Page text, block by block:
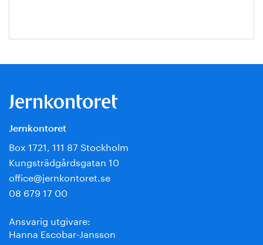
Jernkontoret
Box 1721, 111 87 Stockholm
Kungsträdgårdsgatan 10
office@jernkontoret.se
08 679 17 00
Ansvarig utgivare:
Hanna Escobar-Jansson